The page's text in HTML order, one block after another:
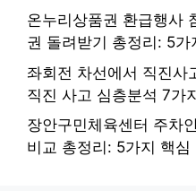
온누리상품권 환급행사
권 돌려받기 총정리: 5가
좌회전 차선에서 직진사
직진 사고 심층분석 7가
장안구민체육센터 주차
비교 총정리: 5가지 핵심